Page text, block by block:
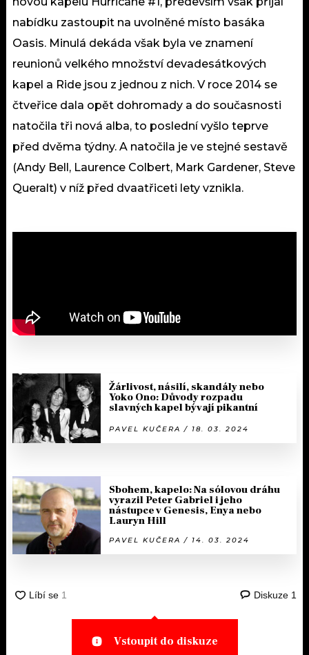
nabídku zastoupit na uvolněné místo basáka
Oasis. Minulá dekáda však byla ve znamení
reunionů velkého množství devadesátkových
kapel a Ride jsou z jednou z nich. V roce 2014 se
čtveřice dala opět dohromady a do současnosti
natočila tři nová alba, to poslední vyšlo teprve
před dvěma týdny. A natočila je ve stejné sestavě
(Andy Bell, Laurence Colbert, Mark Gardener, Steve
Queralt) v níž před dvaatřiceti lety vznikla.
Žárlivost, násilí, skandály nebo
Yoko Ono: Důvody rozpadu
slavných kapel bývají pikantní
PAVEL KUČERA / 18. 03. 2024
Sbohem, kapelo: Na sólovou dráhu
vyrazil Peter Gabriel i jeho
nástupce v Genesis, Enya nebo
Lauryn Hill
PAVEL KUČERA / 14. 03. 2024
Diskuze 1
Vstoupit do diskuze